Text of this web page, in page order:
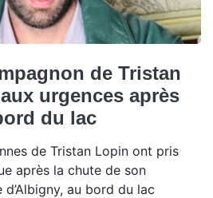
de Tristan
urgences après
du lac
de Tristan Lopin ont pris
après la chute de son
au bord du lac